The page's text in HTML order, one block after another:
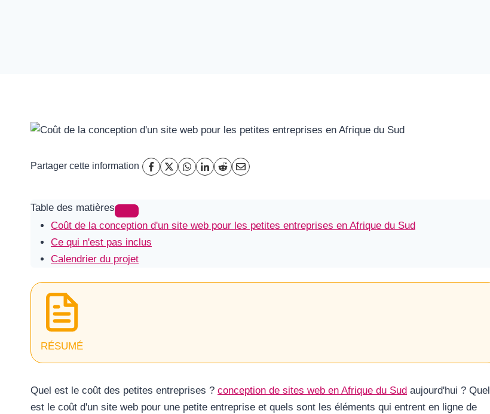
Partager cette information
Table des matières
Coût de la conception d'un site web pour les petites entreprises en Afrique du Sud
Ce qui n'est pas inclus
Calendrier du projet
RÉSUMÉ
Quel est le coût des petites entreprises ? conception de sites web en Afrique du Sud aujourd'hui ? Quel
est le coût d'un site web pour une petite entreprise et quels sont les éléments qui entrent en ligne de